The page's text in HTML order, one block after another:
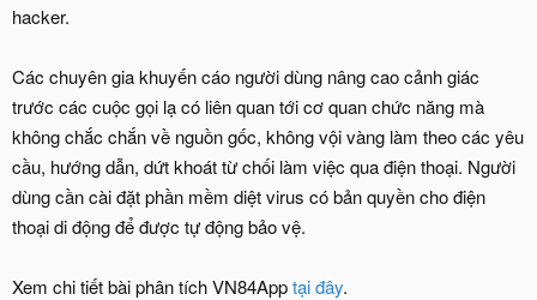
hacker.
Các chuyên gia khuyến cáo người dùng nâng cao cảnh giác
trước các cuộc gọi lạ có liên quan tới cơ quan chức năng mà
không chắc chắn về nguồn gốc, không vội vàng làm theo các yêu
cầu, hướng dẫn, dứt khoát từ chối làm việc qua điện thoại. Người
dùng cần cài đặt phần mềm diệt virus có bản quyền cho điện
thoại di động để được tự động bảo vệ.
Xem chi tiết bài phân tích VN84Apptại đây.